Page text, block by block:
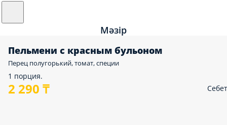
Мәзір
Пельмени с красным бульоном
Перец полугорький, томат, специи
1 порция.
2 290 ₸